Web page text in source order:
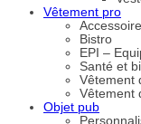
Vêtement pro
Bistro
EPI –
Santé et
Vêtement
Vêtement
Objet pub